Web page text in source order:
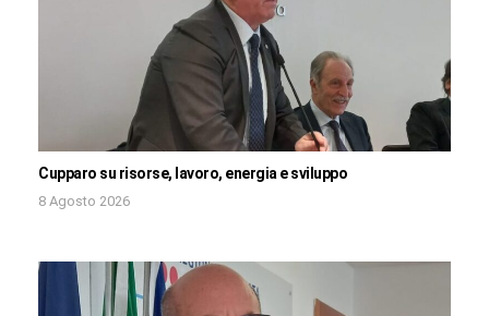
Cupparo su risorse, lavoro, energia e sviluppo
8 Agosto 2026